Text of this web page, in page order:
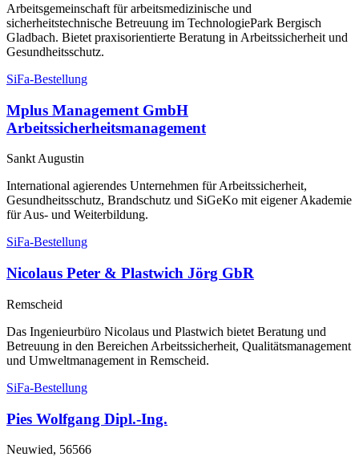
Arbeitsgemeinschaft für arbeitsmedizinische und
sicherheitstechnische Betreuung im TechnologiePark Bergisch
Gladbach. Bietet praxisorientierte Beratung in Arbeitssicherheit und
Gesundheitsschutz.
SiFa-Bestellung
Mplus Management GmbH
Arbeitssicherheitsmanagement
Sankt Augustin
International agierendes Unternehmen für Arbeitssicherheit,
Gesundheitsschutz, Brandschutz und SiGeKo mit eigener Akademie
für Aus- und Weiterbildung.
SiFa-Bestellung
Nicolaus Peter & Plastwich Jörg GbR
Remscheid
Das Ingenieurbüro Nicolaus und Plastwich bietet Beratung und
Betreuung in den Bereichen Arbeitssicherheit, Qualitätsmanagement
und Umweltmanagement in Remscheid.
SiFa-Bestellung
Pies Wolfgang Dipl.-Ing.
Neuwied, 56566